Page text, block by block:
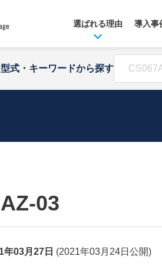
選ばれる理由 導入事
型式・キーワードから探す
03
年03月27日 (2021年03月24日 公開)